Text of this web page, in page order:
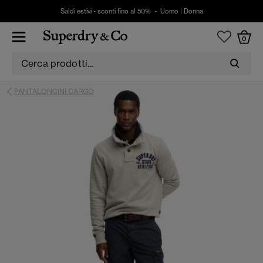
Saldi estivi - sconti fino al 50% - Uomo Donna
0
PANTALONCINI CARGO